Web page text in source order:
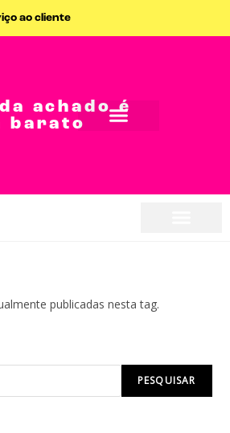
ao cliente
achado é
barato
publicadas nesta tag.
PESQUISAR